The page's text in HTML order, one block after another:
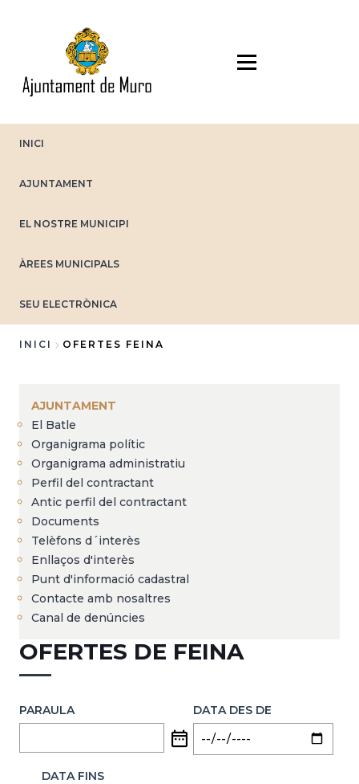
INICI
AJUNTAMENT
EL NOSTRE MUNICIPI
ÀREES MUNICIPALS
SEU ELECTRÒNICA
d'Ariadna
INICI OFERTES FEINA
AJUNTAMENT
El Batle
Organigrama polític
Organigrama administratiu
Perfil del contractant
Antic perfil del contractant
Documents
Telèfons d´interès
Enllaços d'interès
Punt d'informació cadastral
Contacte amb nosaltres
Canal de denúncies
OFERTES DE FEINA
PARAULA DATA DES DE
DATA FINS